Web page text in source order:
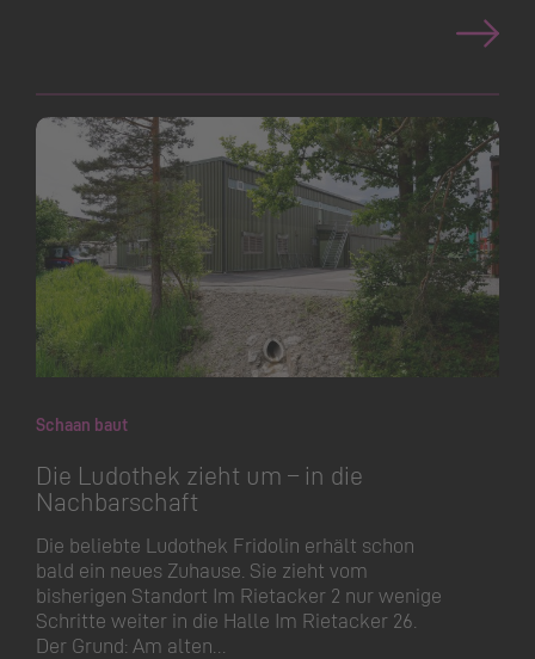
Schaan baut
Die Ludothek zieht um – in die
Nachbarschaft
Die beliebte Ludothek Fridolin erhält schon
bald ein neues Zuhause. Sie zieht vom
bisherigen Standort Im Rietacker 2 nur wenige
Schritte weiter in die Halle Im Rietacker 26.
Der Grund: Am alten…